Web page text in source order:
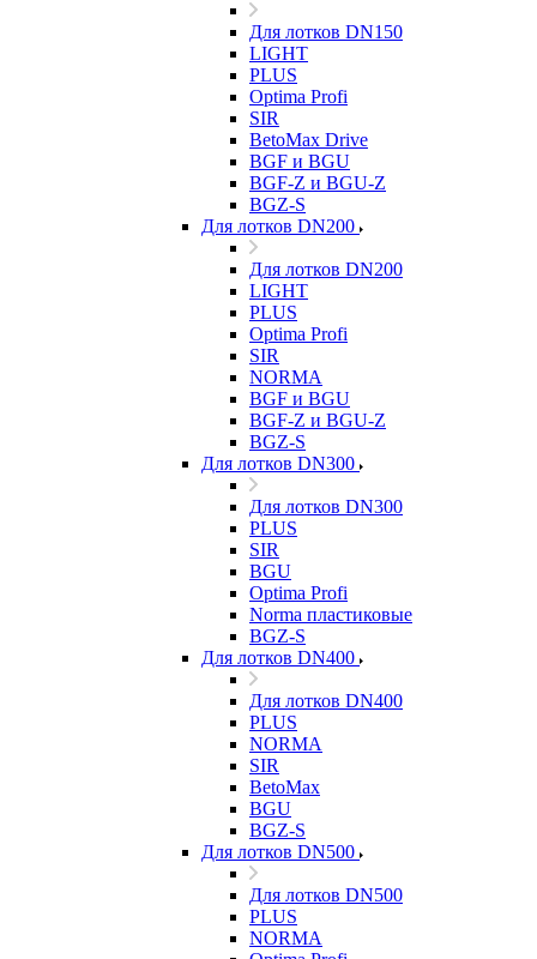
Для лотков DN150
LIGHT
PLUS
Optima Profi
SIR
BetoMax Drive
BGF и BGU
BGF-Z и BGU-Z
BGZ-S
Для лотков DN200
Для лотков DN200
LIGHT
PLUS
Optima Profi
SIR
NORMA
BGF и BGU
BGF-Z и BGU-Z
BGZ-S
Для лотков DN300
Для лотков DN300
PLUS
SIR
BGU
Optima Profi
Norma пластиковые
BGZ-S
Для лотков DN400
Для лотков DN400
PLUS
NORMA
SIR
BetoMax
BGU
BGZ-S
Для лотков DN500
Для лотков DN500
PLUS
NORMA